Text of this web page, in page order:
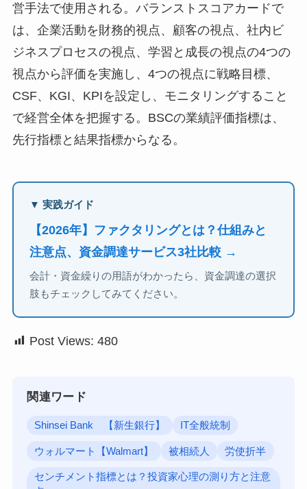
営手法で使用される。バランストスコアカードで
は、企業活動を財務的視点、顧客の視点、社内ビ
ジネスプロセスの視点、学習と成長の視点の4つの
視点から評価を実施し、4つの視点に戦略目標、
CSF、KGI、KPIを設定し、モニタリングすること
で経営全体を把握する。BSCの業績評価指標は、
先行指標と結果指標からなる。
▼ 実践ガイド
【2026年】ファクタリングとは？仕組みと
注意点、資金調達サービス3社比較 →
会計・資金繰りの用語がわかったら、資金調達の選択
肢もチェックしてみてください。
Post Views: 480
関連ワード
Shinsei Bank 【新生銀行】 IT全般統制
ウォルマート【Walmart】 被相続人 労使折半
センチメント指標とは？投資家心理の測り方と注意